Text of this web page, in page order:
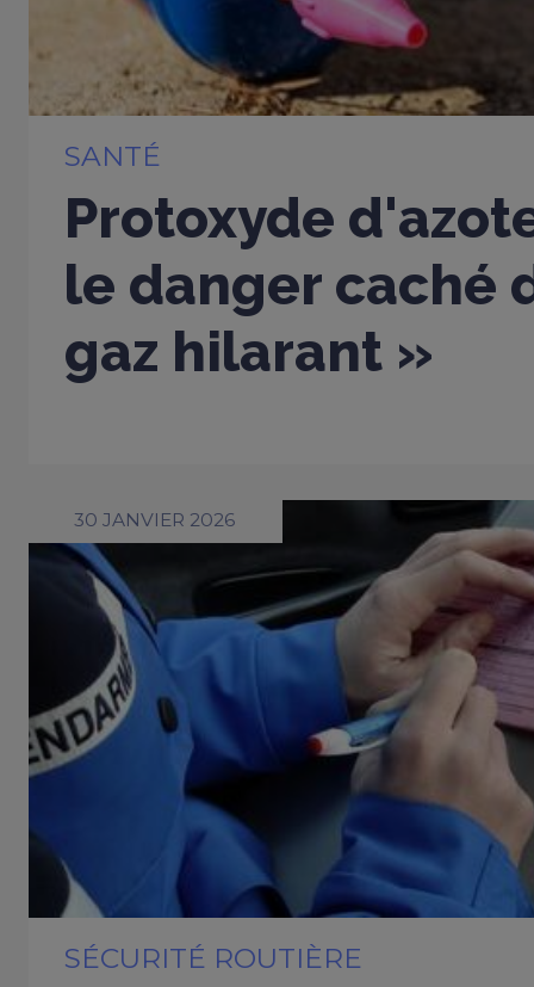
SANTÉ
Protoxyde
le danger caché
gaz hilarant »
30 JANVIER 2026
SÉCURITÉ ROUTIÈRE